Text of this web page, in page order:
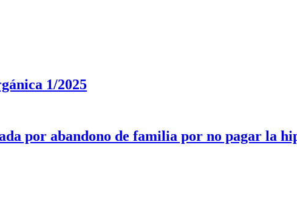
1/2025
por abandono de familia por no pagar la